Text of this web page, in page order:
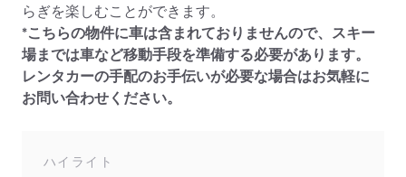
らぎを楽しむことができます。
*こちらの物件に車は含まれておりませんので、スキー
場までは車など移動手段を準備する必要があります。
レンタカーの手配のお手伝いが必要な場合はお気軽に
お問い合わせください。
ハイライト